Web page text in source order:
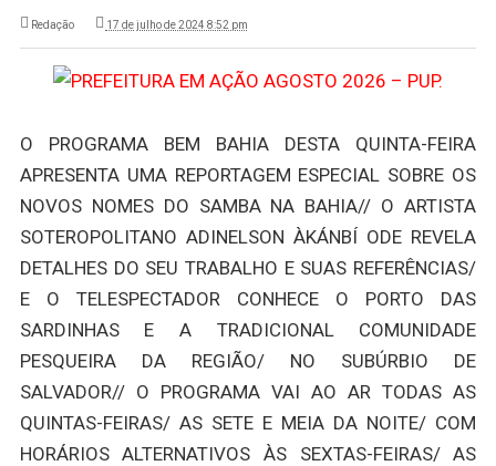
Redação 17 de julho de 2024 8:52 pm
O PROGRAMA BEM BAHIA DESTA QUINTA-FEIRA
APRESENTA UMA REPORTAGEM ESPECIAL SOBRE OS
NOVOS NOMES DO SAMBA NA BAHIA// O ARTISTA
SOTEROPOLITANO ADINELSON ÀKÁNBÍ ODE REVELA
DETALHES DO SEU TRABALHO E SUAS REFERÊNCIAS/
E O TELESPECTADOR CONHECE O PORTO DAS
SARDINHAS E A TRADICIONAL COMUNIDADE
PESQUEIRA DA REGIÃO/ NO SUBÚRBIO DE
SALVADOR// O PROGRAMA VAI AO AR TODAS AS
QUINTAS-FEIRAS/ AS SETE E MEIA DA NOITE/ COM
HORÁRIOS ALTERNATIVOS ÀS SEXTAS-FEIRAS/ AS